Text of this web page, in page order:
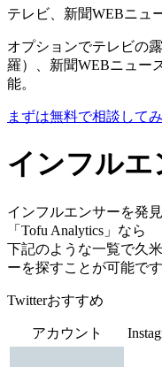
テレビ、新聞WEBニュ
オプションでテレビの
羅）、新聞WEBニュー
能。
まずは無料で相談して
インフルエ
インフルエンサーを発
「Tofu Analytics」なら
下記のような一覧で久
ーを探すことが可能です
Twitterおすすめ
アカウント